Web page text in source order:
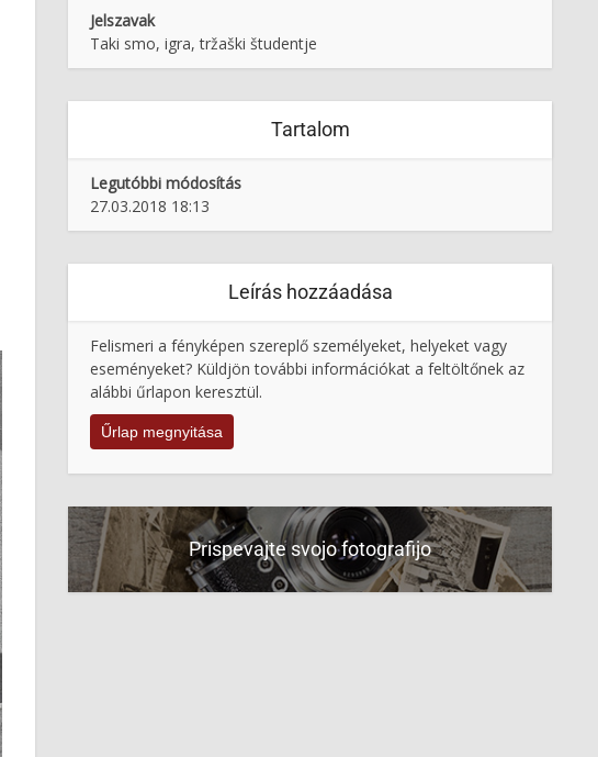
Jelszavak
Taki smo, igra, tržaški študentje
Tartalom
Legutóbbi módosítás
27.03.2018 18:13
Leírás hozzáadása
Felismeri a fényképen szereplő személyeket, helyeket vagy
eseményeket? Küldjön további információkat a feltöltőnek az
alábbi űrlapon keresztül.
Űrlap megnyitása
Prispevajte svojo fotografijo